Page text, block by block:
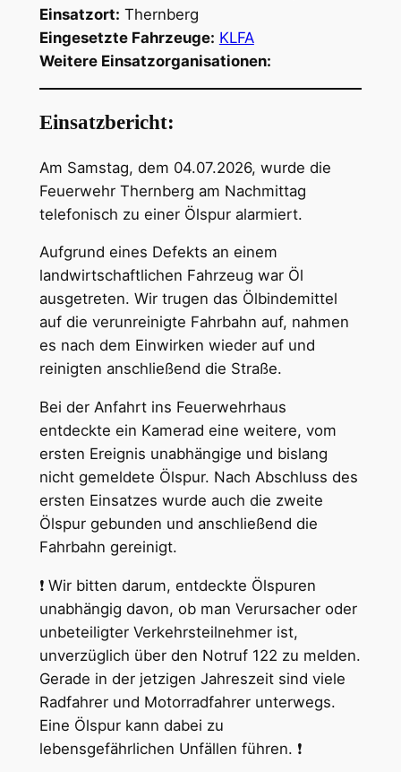
Einsatzort: Thernberg
Eingesetzte Fahrzeuge: KLFA
Weitere Einsatzorganisationen:
Einsatzbericht:
Am Samstag, dem 04.07.2026, wurde die
Feuerwehr Thernberg am Nachmittag
telefonisch zu einer Ölspur alarmiert.
Aufgrund eines Defekts an einem
landwirtschaftlichen Fahrzeug war Öl
ausgetreten. Wir trugen das Ölbindemittel
auf die verunreinigte Fahrbahn auf, nahmen
es nach dem Einwirken wieder auf und
reinigten anschließend die Straße.
Bei der Anfahrt ins Feuerwehrhaus
entdeckte ein Kamerad eine weitere, vom
ersten Ereignis unabhängige und bislang
nicht gemeldete Ölspur. Nach Abschluss des
ersten Einsatzes wurde auch die zweite
Ölspur gebunden und anschließend die
Fahrbahn gereinigt.
❗ Wir bitten darum, entdeckte Ölspuren
unabhängig davon, ob man Verursacher oder
unbeteiligter Verkehrsteilnehmer ist,
unverzüglich über den Notruf 122 zu melden.
Gerade in der jetzigen Jahreszeit sind viele
Radfahrer und Motorradfahrer unterwegs.
Eine Ölspur kann dabei zu
lebensgefährlichen Unfällen führen. ❗